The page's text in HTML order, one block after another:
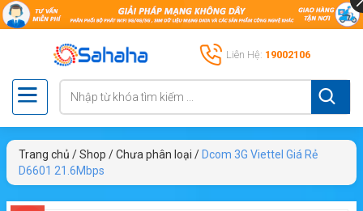
Liên Hệ: 19002106
Trang chủ /Shop /Chưa phân loại / Dcom 3G Viettel Giá Rẻ
D6601 21.6Mbps